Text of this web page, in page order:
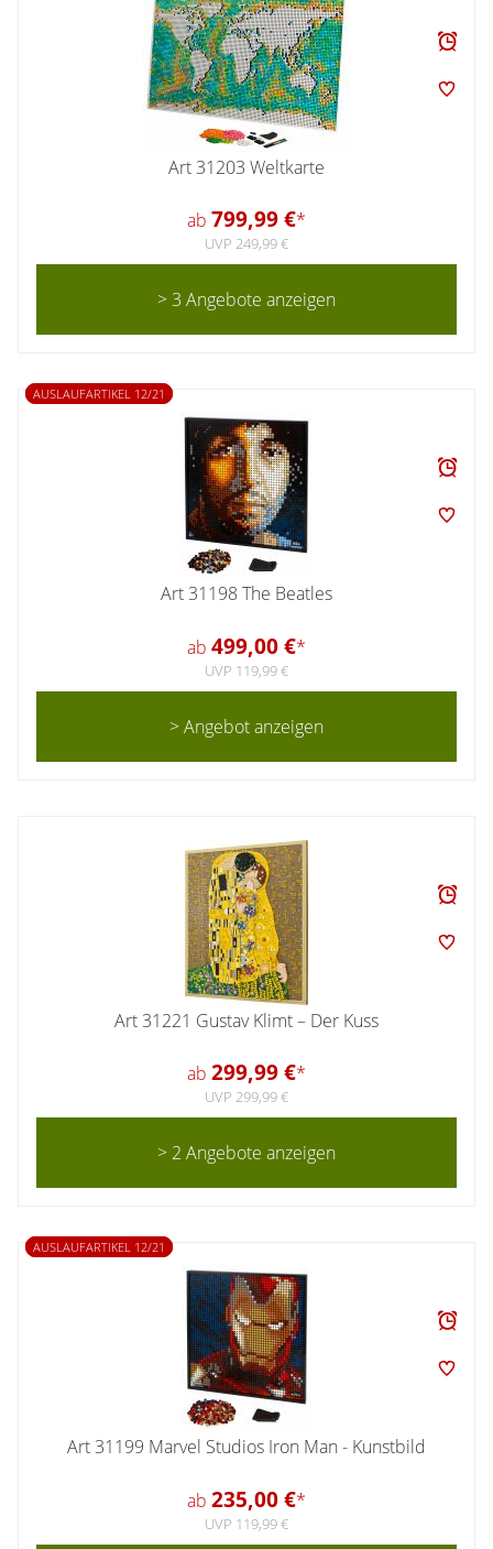
Art 31203 Weltkarte
ab 799,99 €*
UVP 249,99 €
> 3 Angebote anzeigen
AUSLAUFARTIKEL 12/21
Art 31198 The Beatles
ab 499,00 €*
UVP 119,99 €
> Angebot anzeigen
Art 31221 Gustav Klimt – Der Kuss
ab 299,99 €*
UVP 299,99 €
> 2 Angebote anzeigen
AUSLAUFARTIKEL 12/21
Art 31199 Marvel Studios Iron Man - Kunstbild
ab 235,00 €*
UVP 119,99 €